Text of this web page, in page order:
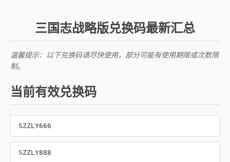
三国志战略版兑换码最新汇总
温馨提示：以下兑换码请尽快使用，部分可能有使用期限或次数限
制。
当前有效兑换码
SZZLY666
SZZLY888